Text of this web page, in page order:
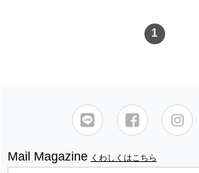
1
Mail Magazine くわしくはこちら